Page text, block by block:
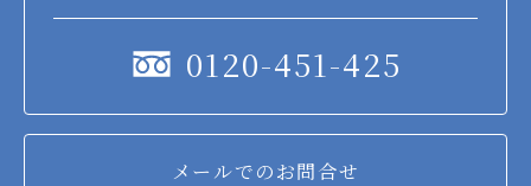
0120-451-425
メールでのお問合せ